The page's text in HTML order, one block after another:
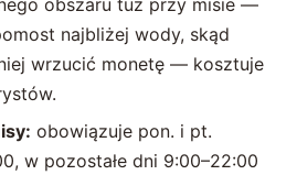
obszaru tuż przy misie —
najbliżej wody, skąd
wrzucić monetę — kosztuje
obowiązuje pon. i pt.
w pozostałe dni 9:00–22:00